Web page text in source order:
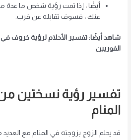
أيضًا ، إذا تمت رؤية شخص ما عدة
عنك ، فسوف تقابله عن قرب.
شاهد أيضًا: تفسير الأحلام لرؤية خروف
الفوريين
تفسير رؤية نسختين
المنام
قد يحلم الزوج بزوجته في المنام مع